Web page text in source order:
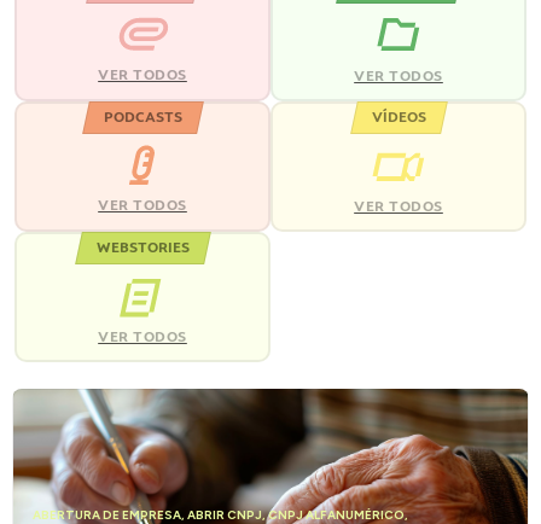
VER TODOS VER TODOS
PODCASTS
VER TODOS
VÍDEOS
VER TODOS
WEBSTORIES
VER TODOS
ABERTURA DE EMPRESA, ABRIR CNPJ,CNPJ ALFANUMÉRICO,